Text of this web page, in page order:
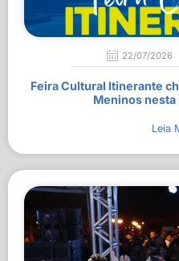
22/07/2026
Feira Cultural Itinerante
Meninos
Leia